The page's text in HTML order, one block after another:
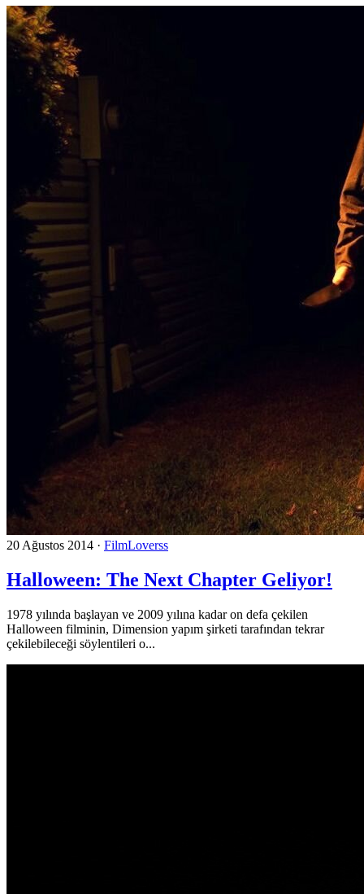
20 Ağustos 2014 · FilmLoverss
Halloween: The Next Chapter Geliyor!
1978 yılında başlayan ve 2009 yılına kadar on defa çekilen
Halloween filminin, Dimension yapım şirketi tarafından tekrar
çekilebileceği söylentileri o...